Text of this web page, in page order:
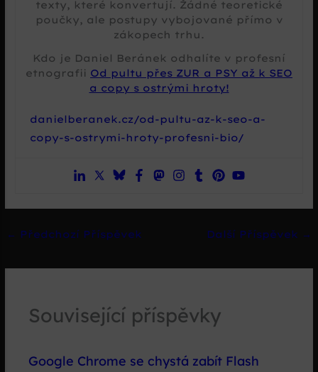
texty, které konvertují. Žádné teoretické
poučky, ale postupy vybojované přímo v
zákopech trhu.
Kdo je Daniel Beránek odhalíte v profesní
etnografii Od pultu přes ZUR a PSY až k SEO
a copy s ostrými hroty!
danielberanek.cz/od-pultu-az-k-seo-a-
copy-s-ostrymi-hroty-profesni-bio/
← Předchozí Příspěvek Další Příspěvek →
Související příspěvky
Google Chrome se chystá zabít Flash